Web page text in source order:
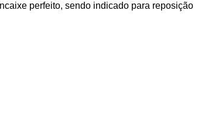
perfeito, sendo indicado para reposição